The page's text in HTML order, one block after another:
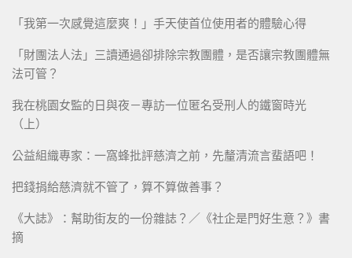
「我第一次感覺這麼爽！」手天使首位使用者的體驗心得
「財團法人法」三讀通過卻排除宗教團體，是否讓宗教團體無
法可管？
我在桃園女監的日與夜－專訪一位匿名受刑人的鐵窗時光
（上）
公益組織專家：一窩蜂批評慈濟之前，先釐清流言蜚語吧！
把錢捐給慈濟就不管了，算不算做善事？
《大誌》：幫助街友的一份雜誌？／《社企是門好生意？》書
摘